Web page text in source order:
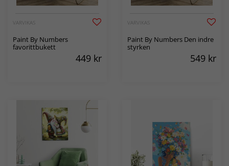
VARVIKAS
Paint By Numbers
favorittbukett
449 kr
VARVIKAS
Paint By Numbers Den indre
styrken
549 kr